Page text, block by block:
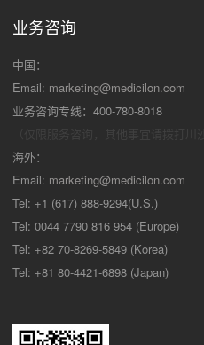
业务咨询
中国：
Email: marketing@medicilon.com
业务咨询专线：400-780-8018
海外：
Email: marketing@medicilon.com
Tel: +1 (617) 888-9294(U.S.)
Tel: 0044 7790 816 954 (Europe)
Tel: +82 70-8269-5849 (Korea)
Tel: +81 80-4421-6898 (Japan)